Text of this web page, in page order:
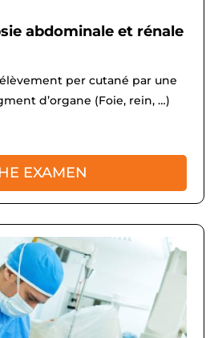
abdominale et rénale
per cutané par une
d’organe (Foie, rein, …)
EXAMEN